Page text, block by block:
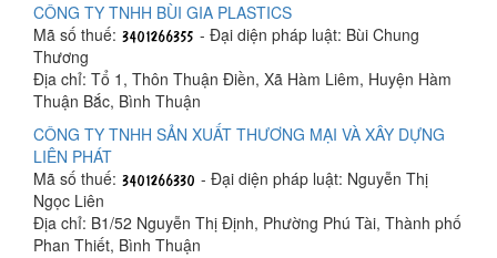
CÔNG TY TNHH BÙI GIA PLASTICS
Mã số thuế:
- Đại diện pháp luật: Bùi Chung
Thương
Địa chỉ: Tổ 1, Thôn Thuận Điền, Xã Hàm Liêm, Huyện Hàm
Thuận Bắc, Bình Thuận
CÔNG TY TNHH SẢN XUẤT THƯƠNG MẠI VÀ XÂY DỰNG
LIÊN PHÁT
Mã số thuế:
- Đại diện pháp luật: Nguyễn Thị
Ngọc Liên
Địa chỉ: B1/52 Nguyễn Thị Định, Phường Phú Tài, Thành phố
Phan Thiết, Bình Thuận